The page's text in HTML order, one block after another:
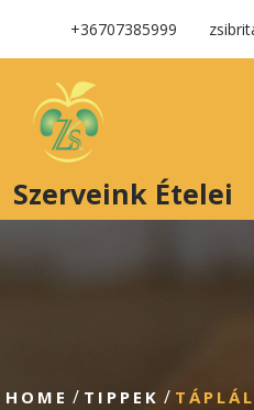
+36707385999
Szerveink Ételei
HOME / TIPPEK /